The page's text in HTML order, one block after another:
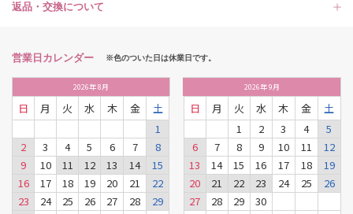
返品・交換について
営業日カレンダー ※色のついた日は休業日です。
2026年8月
日 月 火 水 木 金
土
1
2
3 4 5 6 7
8
9
10 11 12 13 14
15
16
17 18 19 20 21
22
23
24 25 26 27 28
29
2026年9月
日 月 火 水 木 金
土
1
2 3 4
5
6
7 8 9 10 11
12
13
14 15 16 17 18
19
20
21 22 23 24 25
26
27
28 29 30